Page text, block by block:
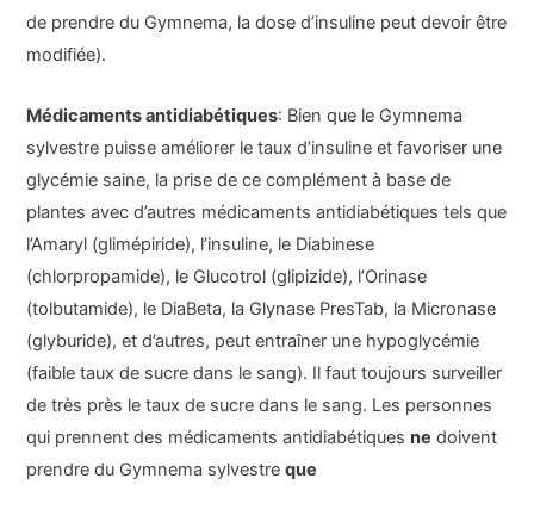
de prendre du Gymnema, la dose d’insuline peut devoir être
modifiée).
Médicaments antidiabétiques: Bien que le Gymnema
sylvestre puisse améliorer le taux d’insuline et favoriser une
glycémie saine, la prise de ce complément à base de
plantes avec d’autres médicaments antidiabétiques tels que
l’Amaryl (glimépiride), l’insuline, le Diabinese
(chlorpropamide), le Glucotrol (glipizide), l’Orinase
(tolbutamide), le DiaBeta, la Glynase PresTab, la Micronase
(glyburide), et d’autres, peut entraîner une hypoglycémie
(faible taux de sucre dans le sang). Il faut toujours surveiller
de très près le taux de sucre dans le sang. Les personnes
qui prennent des médicaments antidiabétiquesne doivent
prendre du Gymnema sylvestreque